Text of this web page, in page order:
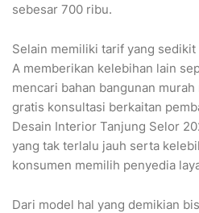
sebesar 700 ribu.
Selain memiliki tarif yang
A memberikan kelebihan lain
mencari bahan bangunan
gratis konsultasi berkaitan
Desain Interior Tanjung Selor
yang tak terlalu jauh serta
konsumen memilih penyedia
Dari model hal yang demikian